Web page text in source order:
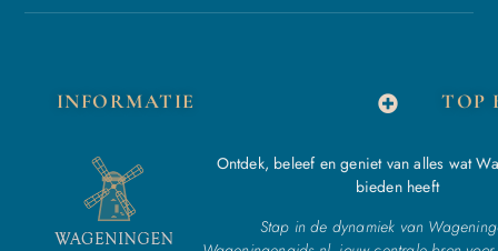
INFORMATIE TOP
Ontdek, beleef en geniet van alles wat
bieden heeft
Stap in de dynamiek van